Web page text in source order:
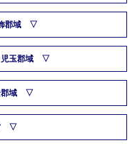
郡域
玉郡域
域